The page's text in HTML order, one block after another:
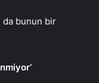
da bunun bir